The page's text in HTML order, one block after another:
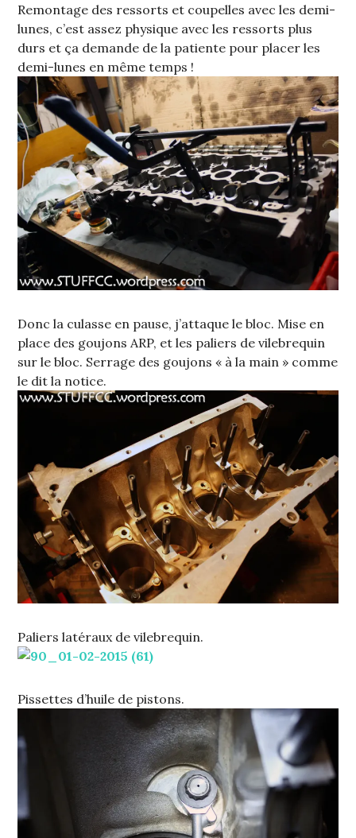
Remontage des ressorts et coupelles avec les demi-
lunes, c’est assez physique avec les ressorts plus
durs et ça demande de la patiente pour placer les
demi-lunes en même temps !
Donc la culasse en pause, j’attaque le bloc. Mise en
place des goujons ARP, et les paliers de vilebrequin
sur le bloc. Serrage des goujons « à la main » comme
le dit la notice.
Paliers latéraux de vilebrequin.
Pissettes d’huile de pistons.